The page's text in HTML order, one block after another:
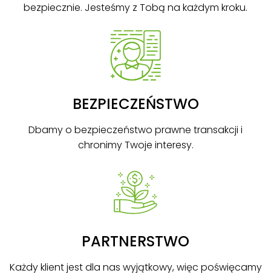
bezpiecznie. Jesteśmy z Tobą na każdym kroku.
BEZPIECZEŃSTWO
Dbamy o bezpieczeństwo prawne transakcji i
chronimy Twoje interesy.
PARTNERSTWO
Każdy klient jest dla nas wyjątkowy, więc poświęcamy